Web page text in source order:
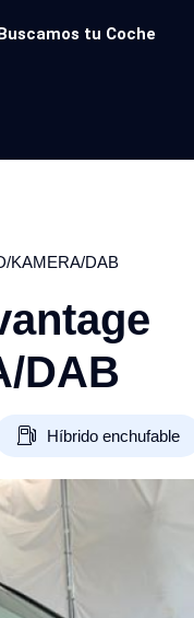
Buscamos tu Coche
KAMERA/DAB
DAB
Híbrido enchufable